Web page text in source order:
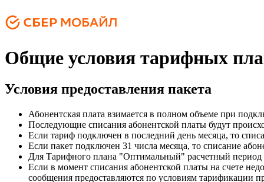
Общие условия тарифных
Условия предоставления пакета
Абонентская плата взимается в полном объеме при
Последующие списания абонентской платы будут
Если тариф подключен в последний день месяца, то
Если пакет подключен 31 числа месяца, то списание
Для Тарифного плана "Оптимальный" расчетный период
Если в момент списания абонентской платы на счете
сообщения предоставляются по условиям тарификации